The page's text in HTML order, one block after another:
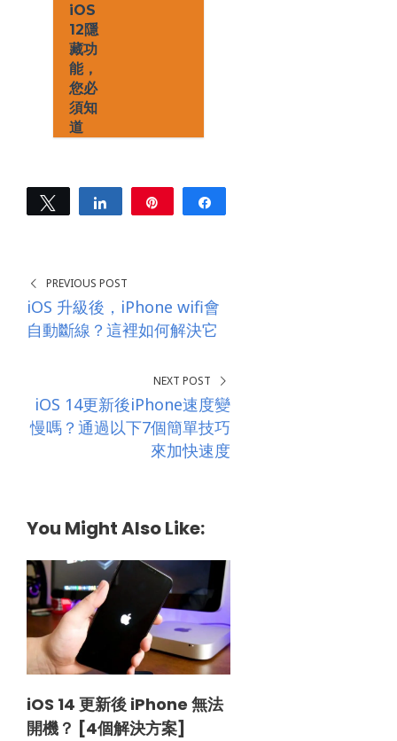
iOS
12隱
藏功
能，
您必
須知
道
Tweet Share
PREVIOUS POST
iOS 升級後，iPhone wifi會
自動斷線？這裡如何解決它
NEXT POST
iOS 14更新後iPhone速度變
慢嗎？通過以下7個簡單技巧
來加快速度
You Might Also Like:
iOS 14 更新後 iPhone 無法
開機？ [4個解決方案]